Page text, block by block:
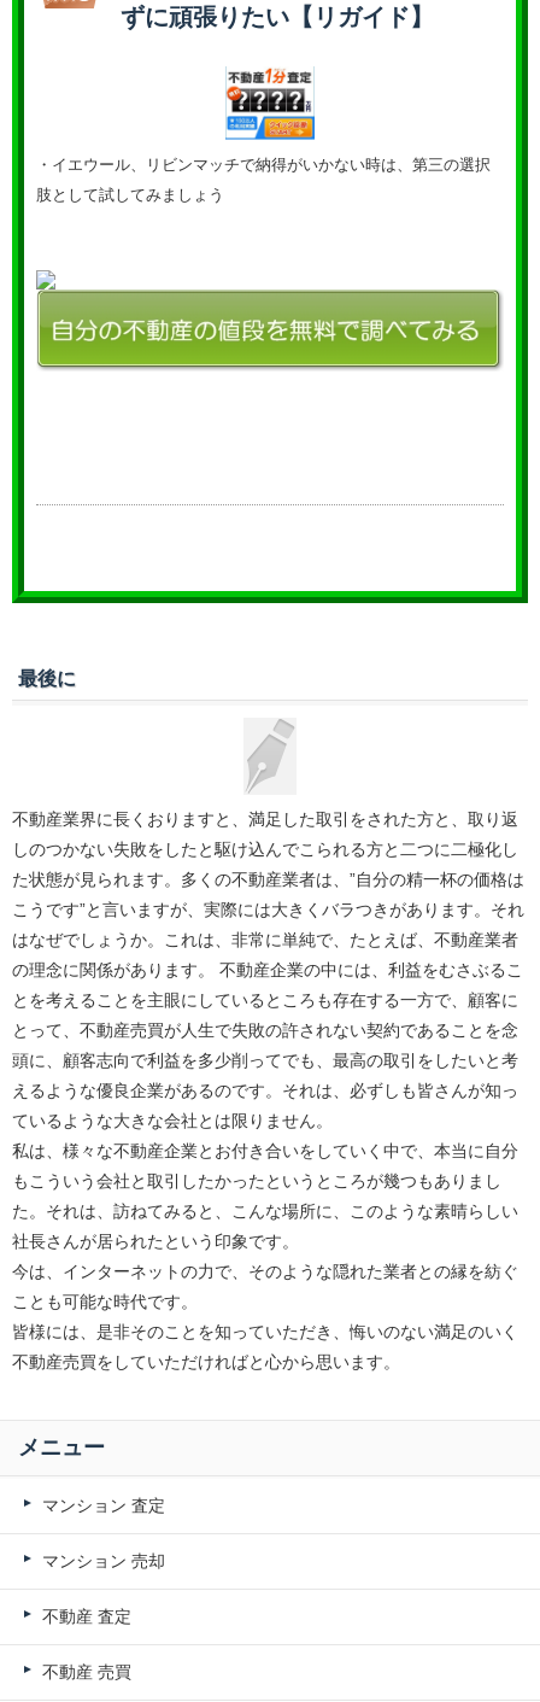
ずに頑張りたい【リガイド】
・イエウール、リビンマッチで納得がいかない時は、第三の選択
肢として試してみましょう
最後に
不動産業界に長くおりますと、満足した取引をされた方と、取り返
しのつかない失敗をしたと駆け込んでこられる方と二つに二極化し
た状態が見られます。多くの不動産業者は、”自分の精一杯の価格は
こうです”と言いますが、実際には大きくバラつきがあります。それ
はなぜでしょうか。これは、非常に単純で、たとえば、不動産業者
の理念に関係があります。 不動産企業の中には、利益をむさぶるこ
とを考えることを主眼にしているところも存在する一方で、顧客に
とって、不動産売買が人生で失敗の許されない契約であることを念
頭に、顧客志向で利益を多少削ってでも、最高の取引をしたいと考
えるような優良企業があるのです。それは、必ずしも皆さんが知っ
ているような大きな会社とは限りません。
私は、様々な不動産企業とお付き合いをしていく中で、本当に自分
もこういう会社と取引したかったというところが幾つもありまし
た。それは、訪ねてみると、こんな場所に、このような素晴らしい
社長さんが居られたという印象です。
今は、インターネットの力で、そのような隠れた業者との縁を紡ぐ
ことも可能な時代です。
皆様には、是非そのことを知っていただき、悔いのない満足のいく
不動産売買をしていただければと心から思います。
メニュー
マンション 査定
マンション 売却
不動産 査定
不動産 売買